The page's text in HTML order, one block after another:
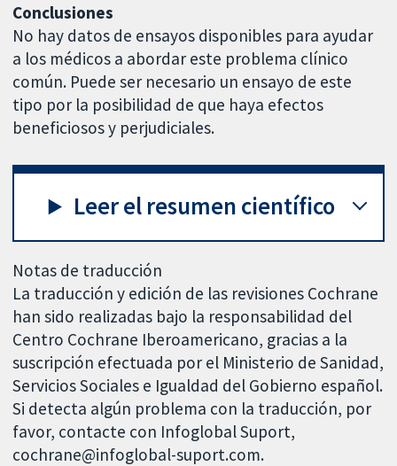
Conclusiones
No hay datos de ensayos disponibles para ayudar
a los médicos a abordar este problema clínico
común. Puede ser necesario un ensayo de este
tipo por la posibilidad de que haya efectos
beneficiosos y perjudiciales.
Leer el resumen científico
Notas de traducción
La traducción y edición de las revisiones Cochrane
han sido realizadas bajo la responsabilidad del
Centro Cochrane Iberoamericano, gracias a la
suscripción efectuada por el Ministerio de Sanidad,
Servicios Sociales e Igualdad del Gobierno español.
Si detecta algún problema con la traducción, por
favor, contacte con Infoglobal Suport,
cochrane@infoglobal-suport.com.